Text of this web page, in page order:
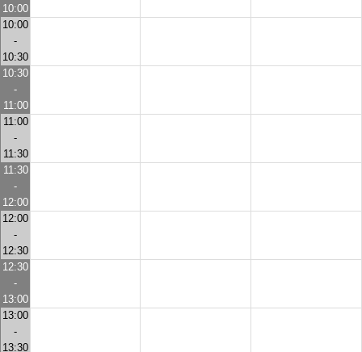
10:00
10:00
-
10:30
10:30
-
11:00
11:00
-
11:30
11:30
-
12:00
12:00
-
12:30
12:30
-
13:00
13:00
-
13:30